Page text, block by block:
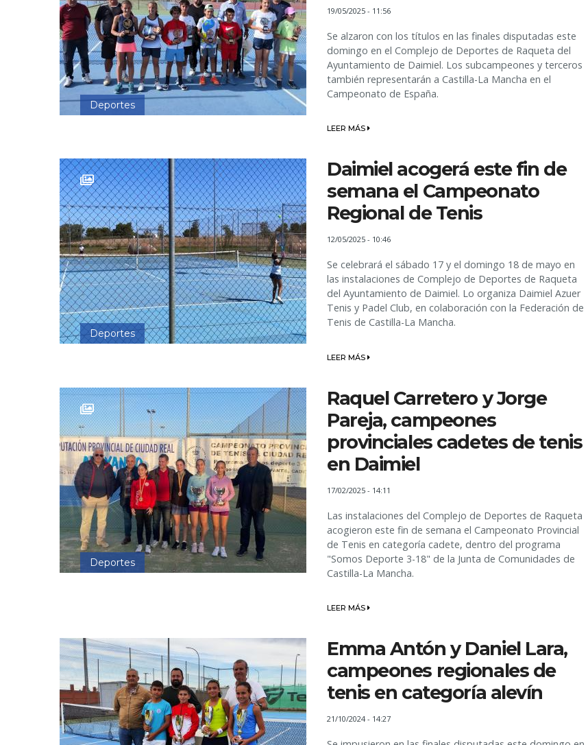
Deportes
19/05/2025 - 11:56
Se alzaron con los títulos en las finales disputadas este
domingo en el Complejo de Deportes de Raqueta del
Ayuntamiento de Daimiel. Los subcampeones y terceros
también representarán a Castilla-La Mancha en el
Campeonato de España.
LEER MÁS
Deportes
Daimiel acogerá este fin de
semana el Campeonato
Regional de Tenis
12/05/2025 - 10:46
Se celebrará el sábado 17 y el domingo 18 de mayo en
las instalaciones de Complejo de Deportes de Raqueta
del Ayuntamiento de Daimiel. Lo organiza Daimiel Azuer
Tenis y Padel Club, en colaboración con la Federación de
Tenis de Castilla-La Mancha.
LEER MÁS
Deportes
Raquel Carretero y Jorge
Pareja, campeones
provinciales cadetes de tenis
en Daimiel
17/02/2025 - 14:11
Las instalaciones del Complejo de Deportes de Raqueta
acogieron este fin de semana el Campeonato Provincial
de Tenis en categoría cadete, dentro del programa
"Somos Deporte 3-18" de la Junta de Comunidades de
Castilla-La Mancha.
LEER MÁS
Emma Antón y Daniel Lara,
campeones regionales de
tenis en categoría alevín
21/10/2024 - 14:27